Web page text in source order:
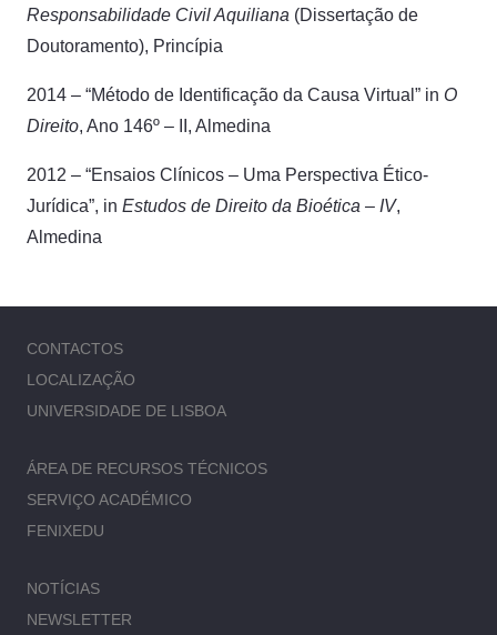
Responsabilidade Civil Aquiliana (Dissertação de
Doutoramento), Princípia
2014 – “Método de Identificação da Causa Virtual” in O
Direito, Ano 146º – II, Almedina
2012 – “Ensaios Clínicos – Uma Perspectiva Ético-
Jurídica”, in Estudos de Direito da Bioética – IV,
Almedina
CONTACTOS
LOCALIZAÇÃO
UNIVERSIDADE DE LISBOA
ÁREA DE RECURSOS TÉCNICOS
SERVIÇO ACADÉMICO
FENIXEDU
NOTÍCIAS
NEWSLETTER